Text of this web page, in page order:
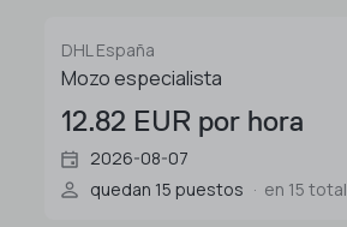
DHL España
Mozo especialista
12.82 EUR por hora
2026-08-07
quedan 15 puestos
en 15 total